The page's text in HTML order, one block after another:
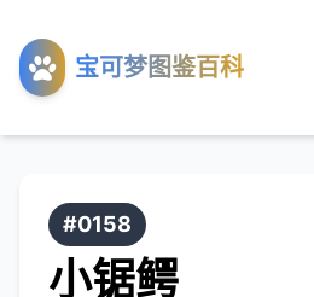
宝可梦图鉴百科
工具
关于
#0158
小锯鳄